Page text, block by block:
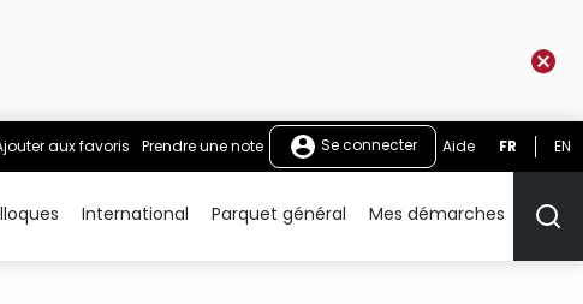
aux favoris Prendre une note Se connecter Aide FR EN
International Parquet général Mes démarches